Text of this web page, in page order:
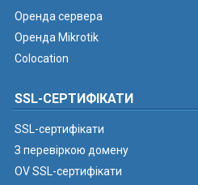
Оренда сервера
Оренда Mikrotik
Colocation
SSL-СЕРТИФІКАТИ
SSL-сертифікати
З перевіркою домену
OV SSL-сертифікати